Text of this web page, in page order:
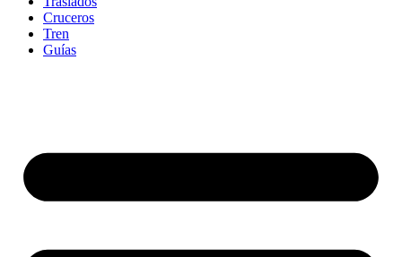
Cruceros
Tren
Guías